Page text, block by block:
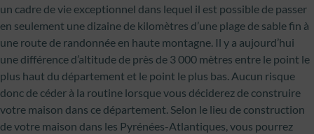
un cadre de vie exceptionnel dans lequel il est possible de passer
en seulement une dizaine de kilomètres d’une plage de sable fin à
une route de randonnée en haute montagne. Il y a aujourd’hui
une différence d’altitude de près de 3 000 mètres entre le point le
plus haut du département et le point le plus bas. Aucun risque
donc de céder à la routine lorsque vous déciderez de construire
votre maison dans ce département. Selon le lieu de construction
de votre maison dans les Pyrénées-Atlantiques, vous pourrez